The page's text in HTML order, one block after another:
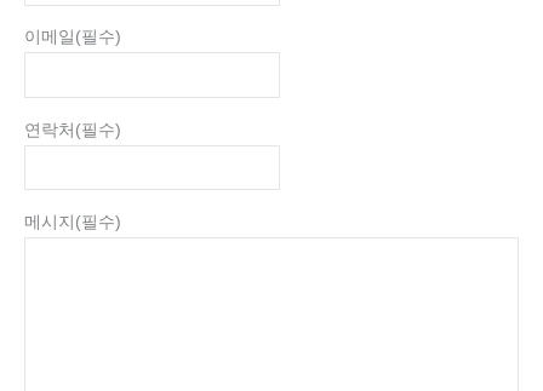
이메일 (필수)
연락처 (필수)
메시지 (필수)